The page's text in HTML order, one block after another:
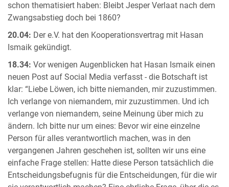
schon thematisiert haben: Bleibt Jesper Verlaat nach dem
Zwangsabstieg doch bei 1860?
20.04: Der e.V. hat den Kooperationsvertrag mit Hasan
Ismaik gekündigt.
18.34: Vor wenigen Augenblicken hat Hasan Ismaik einen
neuen Post auf Social Media verfasst - die Botschaft ist
klar: “Liebe Löwen, ich bitte niemanden, mir zuzustimmen.
Ich verlange von niemandem, mir zuzustimmen. Und ich
verlange von niemandem, seine Meinung über mich zu
ändern. Ich bitte nur um eines: Bevor wir eine einzelne
Person für alles verantwortlich machen, was in den
vergangenen Jahren geschehen ist, sollten wir uns eine
einfache Frage stellen: Hatte diese Person tatsächlich die
Entscheidungsbefugnis für die Entscheidungen, für die wir